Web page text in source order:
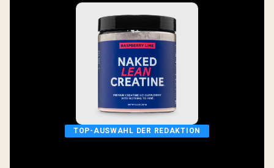
TOP-AUSWAHL DER REDAKTION